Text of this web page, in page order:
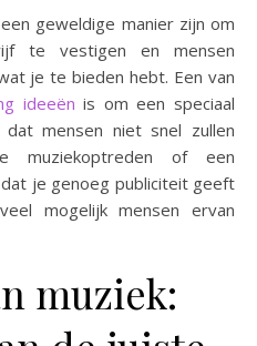
geweldige manier zijn om
te vestigen en mensen
je te bieden hebt. Een van
ideeën is om een ​​speciaal
mensen niet snel zullen
muziekoptreden of een
je genoeg publiciteit geeft
mogelijk mensen ervan
muziek: